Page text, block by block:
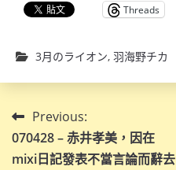
Threads
3月のライオン, 羽海野チカ
文
章
Previous:
070428 – 赤井孝美，因在
mixi日記發表不當言論而辭去